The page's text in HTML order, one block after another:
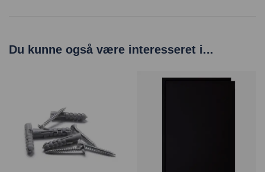
Du kunne også være interesseret i...